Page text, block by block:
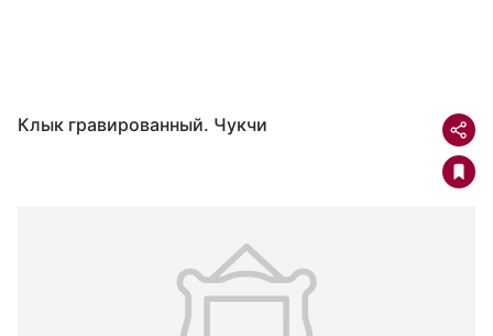
Клык гравированный. Чукчи